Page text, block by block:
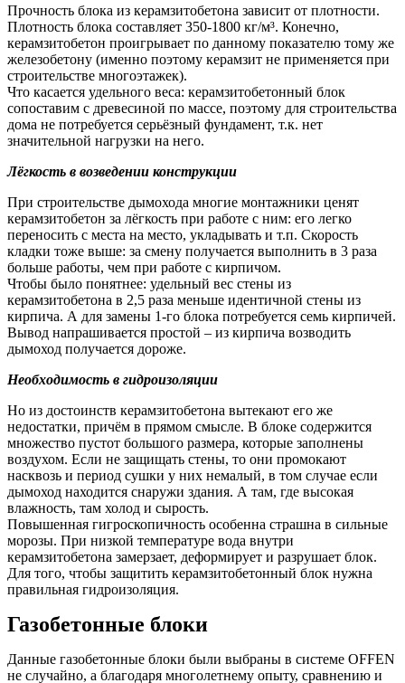
Прочность блока из керамзитобетона зависит от плотности.
Плотность блока составляет 350-1800 кг/м³. Конечно,
керамзитобетон проигрывает по данному показателю тому же
железобетону (именно поэтому керамзит не применяется при
строительстве многоэтажек).
Что касается удельного веса: керамзитобетонный блок
сопоставим с древесиной по массе, поэтому для строительства
дома не потребуется серьёзный фундамент, т.к. нет
значительной нагрузки на него.
Лёгкость в возведении конструкции
При строительстве дымохода многие монтажники ценят
керамзитобетон за лёгкость при работе с ним: его легко
переносить с места на место, укладывать и т.п. Скорость
кладки тоже выше: за смену получается выполнить в 3 раза
больше работы, чем при работе с кирпичом.
Чтобы было понятнее: удельный вес стены из
керамзитобетона в 2,5 раза меньше идентичной стены из
кирпича. А для замены 1-го блока потребуется семь кирпичей.
Вывод напрашивается простой – из кирпича возводить
дымоход получается дороже.
Необходимость в гидроизоляции
Но из достоинств керамзитобетона вытекают его же
недостатки, причём в прямом смысле. В блоке содержится
множество пустот большого размера, которые заполнены
воздухом. Если не защищать стены, то они промокают
насквозь и период сушки у них немалый, в том случае если
дымоход находится снаружи здания. А там, где высокая
влажность, там холод и сырость.
Повышенная гигроскопичность особенна страшна в сильные
морозы. При низкой температуре вода внутри
керамзитобетона замерзает, деформирует и разрушает блок.
Для того, чтобы защитить керамзитобетонный блок нужна
правильная гидроизоляция.
Газобетонные блоки
Данные газобетонные блоки были выбраны в системе OFFEN
не случайно, а благодаря многолетнему опыту, сравнению и